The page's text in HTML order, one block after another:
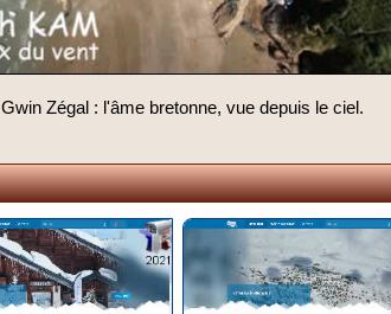
Gwin Zégal : l'âme bretonne, vue depuis le ciel.